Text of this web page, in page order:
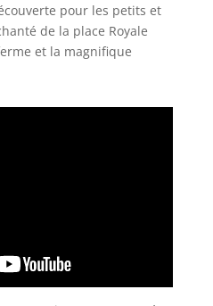
pour les petits et
de la place Royale
et la magnifique